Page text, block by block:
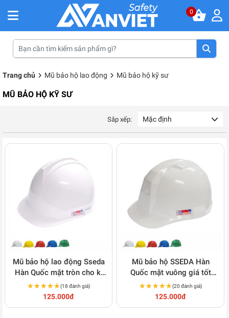
0
Trang chủ Mũ bảo hộ lao động Mũ bảo hộ kỹ sư
MŨ BẢO HỘ KỸ SƯ
Sắp xếp: Mặc định
Mũ bảo hộ lao động Sseda
Hàn Quốc mặt tròn cho kĩ
sư, kĩ thuật M105
★★★★★
★★★★★(18 đánh giá)
125.000đ
Mũ bảo hộ SSEDA Hàn
Quốc mặt vuông giá tốt
M109
★★★★★
★★★★★(20 đánh giá)
125.000đ